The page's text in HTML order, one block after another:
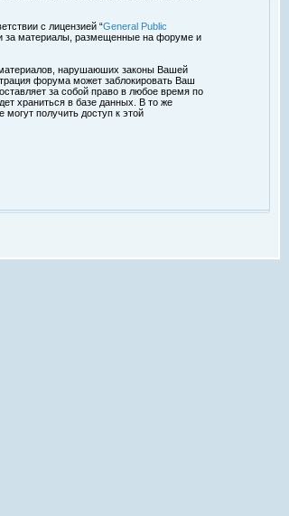
с лицензией “General Public
за материалы, размещенные на форуме и
материалов, нарушаюших законы Вашей
форума может заблокировать Ваш
за собой право в любое время по
храниться в базе данных. В то же
получить доступ к этой